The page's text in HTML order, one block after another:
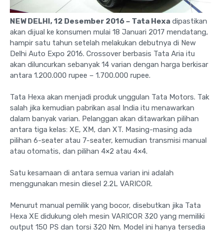
NEW DELHI, 12 Desember 2016 – Tata Hexa dipastikan
akan dijual ke konsumen mulai 18 Januari 2017 mendatang,
hampir satu tahun setelah melakukan debutnya di New
Delhi Auto Expo 2016. Crossover berbasis Tata Aria itu
akan diluncurkan sebanyak 14 varian dengan harga berkisar
antara 1.200.000 rupee – 1.700.000 rupee.
Tata Hexa akan menjadi produk unggulan Tata Motors. Tak
salah jika kemudian pabrikan asal India itu menawarkan
dalam banyak varian. Pelanggan akan ditawarkan pilihan
antara tiga kelas: XE, XM, dan XT. Masing-masing ada
pilihan 6-seater atau 7-seater, kemudian transmisi manual
atau otomatis, dan pilihan 4×2 atau 4×4.
Satu kesamaan di antara semua varian ini adalah
menggunakan mesin diesel 2.2L VARICOR.
Menurut manual pemilik yang bocor, disebutkan jika Tata
Hexa XE didukung oleh mesin VARICOR 320 yang memiliki
output 150 PS dan torsi 320 Nm. Model ini hanya tersedia